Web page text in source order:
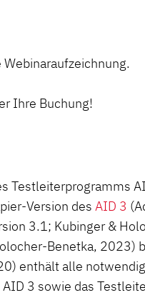
Ihre Buchung!
Testleiterprogramms
Version des AID 3
3.1; Kubinger &
Benetka, 2023)
enthält alle
3 sowie das